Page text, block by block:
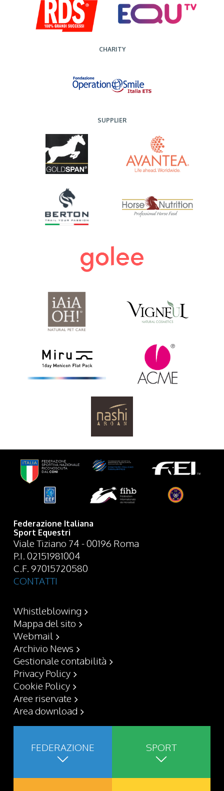
CHARITY
SUPPLIER
Federazione Italiana
Sport Equestri
Viale Tiziano 74 - 00196 Roma
P.I. 02151981004
C.F. 97015720580
CONTATTI
Whistleblowing
Mappa del sito
Webmail
Archivio News
Gestionale contabilità
Privacy Policy
Cookie Policy
Aree riservate
Area download
FEDERAZIONE SPORT